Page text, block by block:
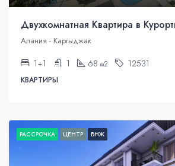
Двухкомнатная Квартира в
Алания - Каргыджак
1+1 1 68 м2 12531
КВАРТИРЫ
РАССРОЧКА ЦЕНТР ВНЖ